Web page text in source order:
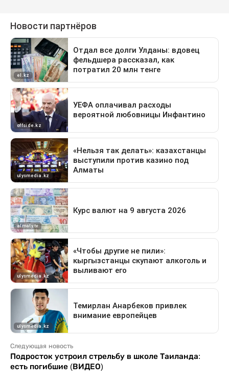
Следующая новость
Подросток устроил стрельбу в школе Таиланда:
есть погибшие (ВИДЕО)